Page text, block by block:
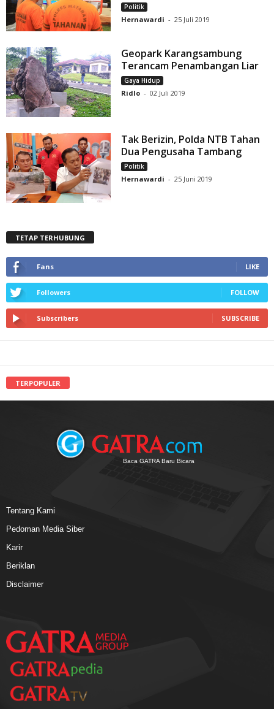
Politik
Hernawardi - 25 Juli 2019
Geopark Karangsambung
Terancam Penambangan Liar
Gaya Hidup
Ridlo - 02 Juli 2019
Tak Berizin, Polda NTB Tahan
Dua Pengusaha Tambang
Politik
Hernawardi - 25 Juni 2019
TETAP TERHUBUNG
Fans LIKE
Followers FOLLOW
Subscribers SUBSCRIBE
TERPOPULER
Baca GATRA Baru Bicara
Tentang Kami
Pedoman Media Siber
Karir
Beriklan
Disclaimer